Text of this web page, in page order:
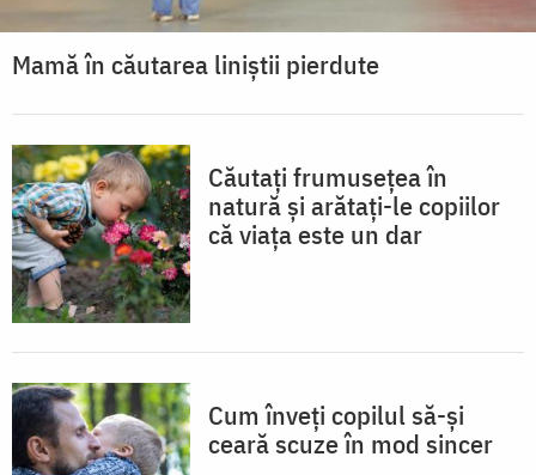
Mamă în căutarea liniștii pierdute
Căutați frumusețea în
natură și arătați-le copiilor
că viața este un dar
Cum înveți copilul să-și
ceară scuze în mod sincer